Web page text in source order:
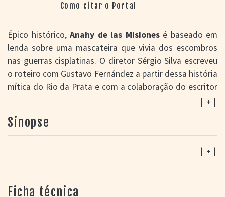
Como citar o Portal
Épico histórico, Anahy de las Misionesé baseado em
lenda sobre uma mascateira que vivia dos escombros
nas guerras cisplatinas. O diretor Sérgio Silva escreveu
o roteiro com Gustavo Fernández a partir dessa história
mítica do Rio da Prata e com a colaboração do escritor
Tabajara Ruas inseriu a personagem no contexto da
Misionesé um dos filmes da Retomada do Cinema
Brasileiro, expressão que designa o período de
reerguimento da produção depois do colapso
Prêmio Resgate do Cinema Brasileiro que financiou 56
| + |
Sinopse
| + |
Ficha técnica